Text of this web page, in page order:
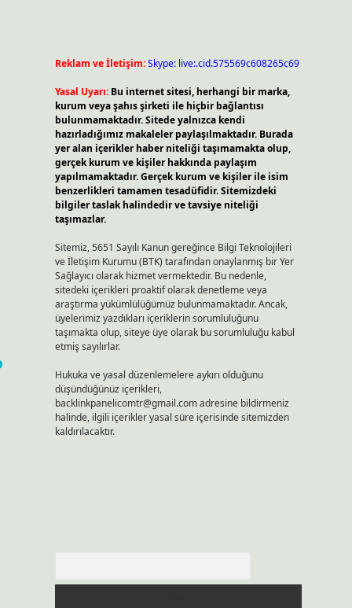
Reklam ve İletişim:Skype: live:.cid.575569c608265c69
Yasal Uyarı: Bu internet sitesi, herhangi bir marka,
kurum veya şahıs şirketi ile hiçbir bağlantısı
bulunmamaktadır. Sitede yalnızca kendi
hazırladığımız makaleler paylaşılmaktadır. Burada
yer alan içerikler haber niteliği taşımamakta olup,
gerçek kurum ve kişiler hakkında paylaşım
yapılmamaktadır. Gerçek kurum ve kişiler ile isim
benzerlikleri tamamen tesadüfidir. Sitemizdeki
bilgiler taslak halindedir ve tavsiye niteliği
taşımazlar.
Sitemiz, 5651 Sayılı Kanun gereğince Bilgi Teknolojileri
ve İletişim Kurumu (BTK) tarafından onaylanmış bir Yer
Sağlayıcı olarak hizmet vermektedir. Bu nedenle,
sitedeki içerikleri proaktif olarak denetleme veya
araştırma yükümlülüğümüz bulunmamaktadır. Ancak,
üyelerimiz yazdıkları içeriklerin sorumluluğunu
taşımakta olup, siteye üye olarak bu sorumluluğu kabul
etmiş sayılırlar.
Hukuka ve yasal düzenlemelere aykırı olduğunu
düşündüğünüz içerikleri,
backlinkpanelicomtr@gmail.comadresine bildirmeniz
halinde, ilgili içerikler yasal süre içerisinde sitemizden
kaldırılacaktır.